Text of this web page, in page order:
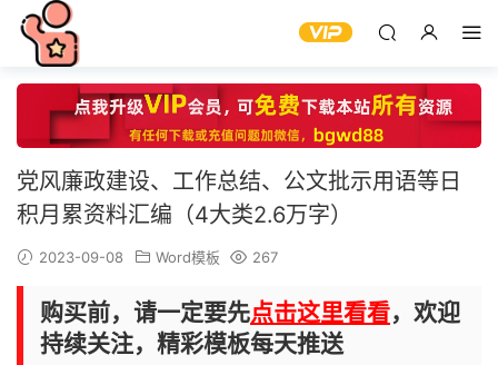
党风廉政建设、工作总结、公文批示用语等日
积月累资料汇编（4大类2.6万字）
2023-09-08 Word模板 267
购买前，请一定要先点击这里看看，欢迎
持续关注，精彩模板每天推送